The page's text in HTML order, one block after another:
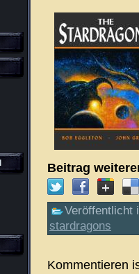
Beitrag
Veröffentlicht
stardragons
Kommentieren